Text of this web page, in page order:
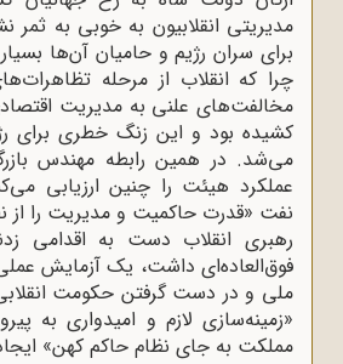
مدیریتی انقلابیون به خوبی به
برای سران رژیم و حامیان آن‌ها
چرا که انقلاب از مرحله
مخالفت‌های علنی به مدیریت
کشیده بود و این زنگ خطری برای
می‌شد. در همین رابطه مهندس‌
عملکرد هیئت‌ را چنین‌ ارزیابی‌
نفت‌ «قدرت‌ حاکمیت‌ و مدیریت‌ را از
رهبری‌ انقلاب ‌دست‌ به‌ اقدامی‌
فوق‌العاده‌ای‌ داشت‌، یک‌ آزمایش‌
ملی‌ و در دست‌ گرفتن‌ حکومت‌
«زمینه‌سازی‌ لازم‌ و امیدواری‌ به‌
مملکت‌ به‌ جای‌ نظام‌ حاکم ‌کهن‌»